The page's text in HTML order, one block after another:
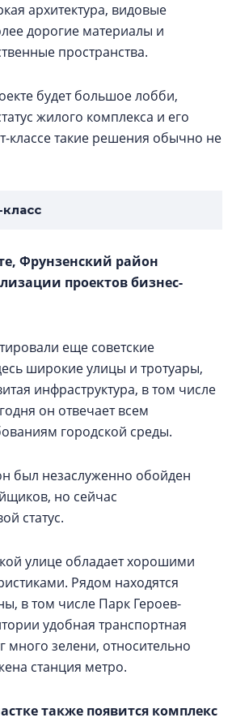
архитектура, видовые
дорогие материалы и
пространства.
будет большое лобби,
жилого комплекса и его
классе такие решения обычно не
Фрунзенский район
проектов бизнес-
еще советские
широкие улицы и тротуары,
инфраструктура, в том числе
он отвечает всем
городской среды.
был незаслуженно обойден
но сейчас
статус.
улице обладает хорошими
Рядом находятся
в том числе Парк Героев-
удобная транспортная
много зелени, относительно
станция метро.
также появится комплекс